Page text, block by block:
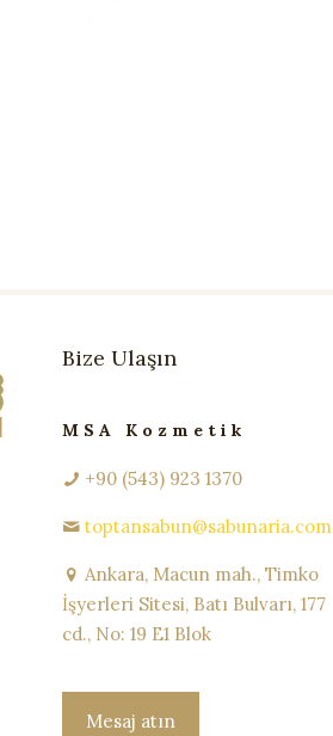
Bize Ulaşın
MSA Kozmetik
+90 (543) 923 1370
toptansabun@sabunaria.com
Ankara, Macun mah., Timko
İşyerleri Sitesi, Batı Bulvarı, 177
cd., No: 19 E1 Blok
Mesaj atın